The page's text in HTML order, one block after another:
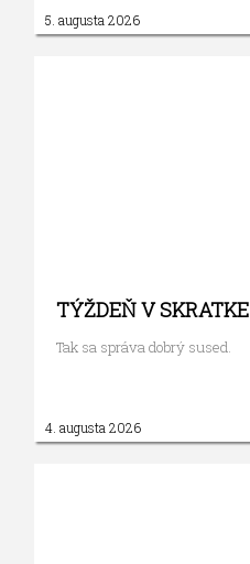
5. augusta 2026
TÝŽDEŇ V SKRATKE
Tak sa správa dobrý sused.
4. augusta 2026